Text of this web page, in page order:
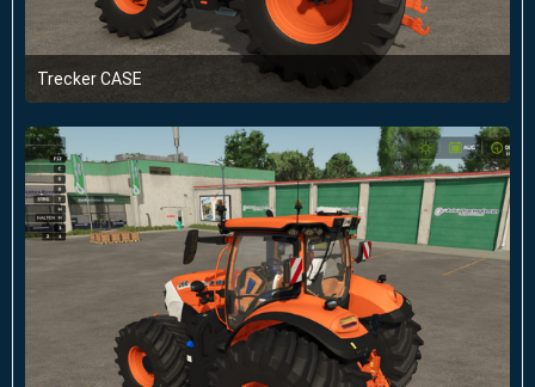
Trecker CASE
11. Januar 2025 um 14:41